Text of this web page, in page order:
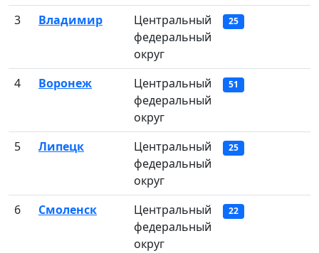
3 Владимир
Центральный
федеральный
округ
25
4 Воронеж
Центральный
федеральный
округ
51
5 Липецк
Центральный
федеральный
округ
25
6 Смоленск
Центральный
федеральный
округ
22